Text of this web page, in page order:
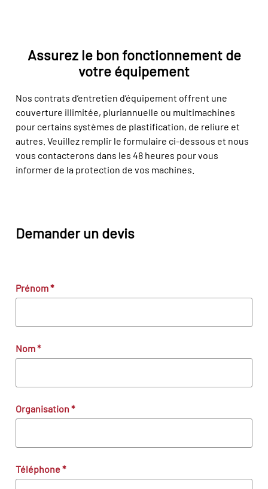
Assurez le bon fonctionnement de
votre équipement
Nos contrats d’entretien d’équipement offrent une
couverture illimitée, pluriannuelle ou multimachines
pour certains systèmes de plastification, de reliure et
autres. Veuillez remplir le formulaire ci-dessous et nous
vous contacterons dans les 48 heures pour vous
informer de la protection de vos machines.
Demander un devis
Prénom*
Nom*
Organisation *
Téléphone*